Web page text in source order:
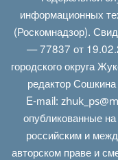
информационных
(Роскомнадзор).
— 77837 от
городского округа
редактор
E‑mail:
опубликованные
российским и
авторском праве и